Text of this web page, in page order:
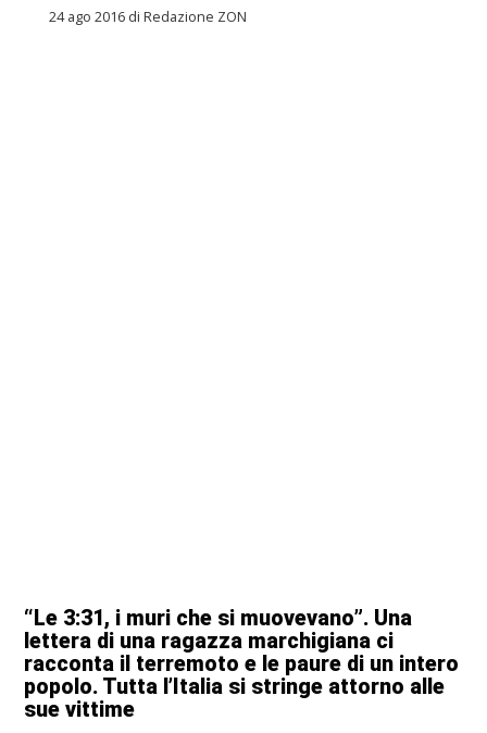
24 ago 2016 di Redazione ZON
“Le 3:31, i muri che si muovevano”. Una
lettera di una ragazza marchigiana ci
racconta il terremoto e le paure di un intero
popolo. Tutta l’Italia si stringe attorno alle
sue vittime